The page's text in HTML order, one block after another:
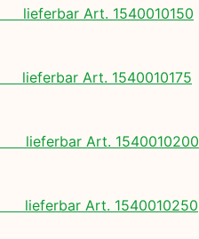
lieferbar Art. 1540010150
lieferbar Art. 1540010175
lieferbar Art. 1540010200
lieferbar Art. 1540010250